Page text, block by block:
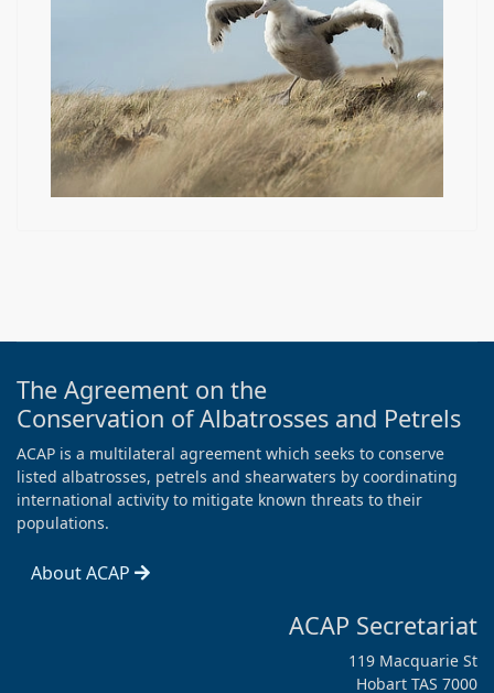
The Agreement on the
Conservation of Albatrosses and Petrels
ACAP is a multilateral agreement which seeks to conserve
listed albatrosses, petrels and shearwaters by coordinating
international activity to mitigate known threats to their
populations.
About ACAP
ACAP Secretariat
119 Macquarie St
Hobart TAS 7000